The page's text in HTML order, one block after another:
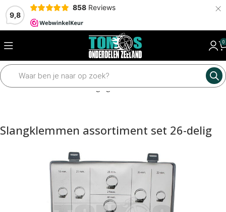
9,8
858 Reviews ×
0
Home Framedelen Bevestiging materiaal Assortiment sets
Slangklemmen assortiment set 26-delig